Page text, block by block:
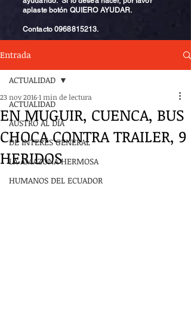
aplaste botón QUIERO AYUDAR.
Contacto0968815213.
Entrada
ACTUALIDAD
AUSTRO AL DÍA
DE INTERÉS GENERAL
LA AMAZONA HERMOSA
HUMANOS DEL ECUADOR
ACTUALIDAD
EN MUGUIR, CUENCA, BUS
CHOCA CONTRA TRAILER, 9
HERIDOS
23 nov 20161 min de lectura